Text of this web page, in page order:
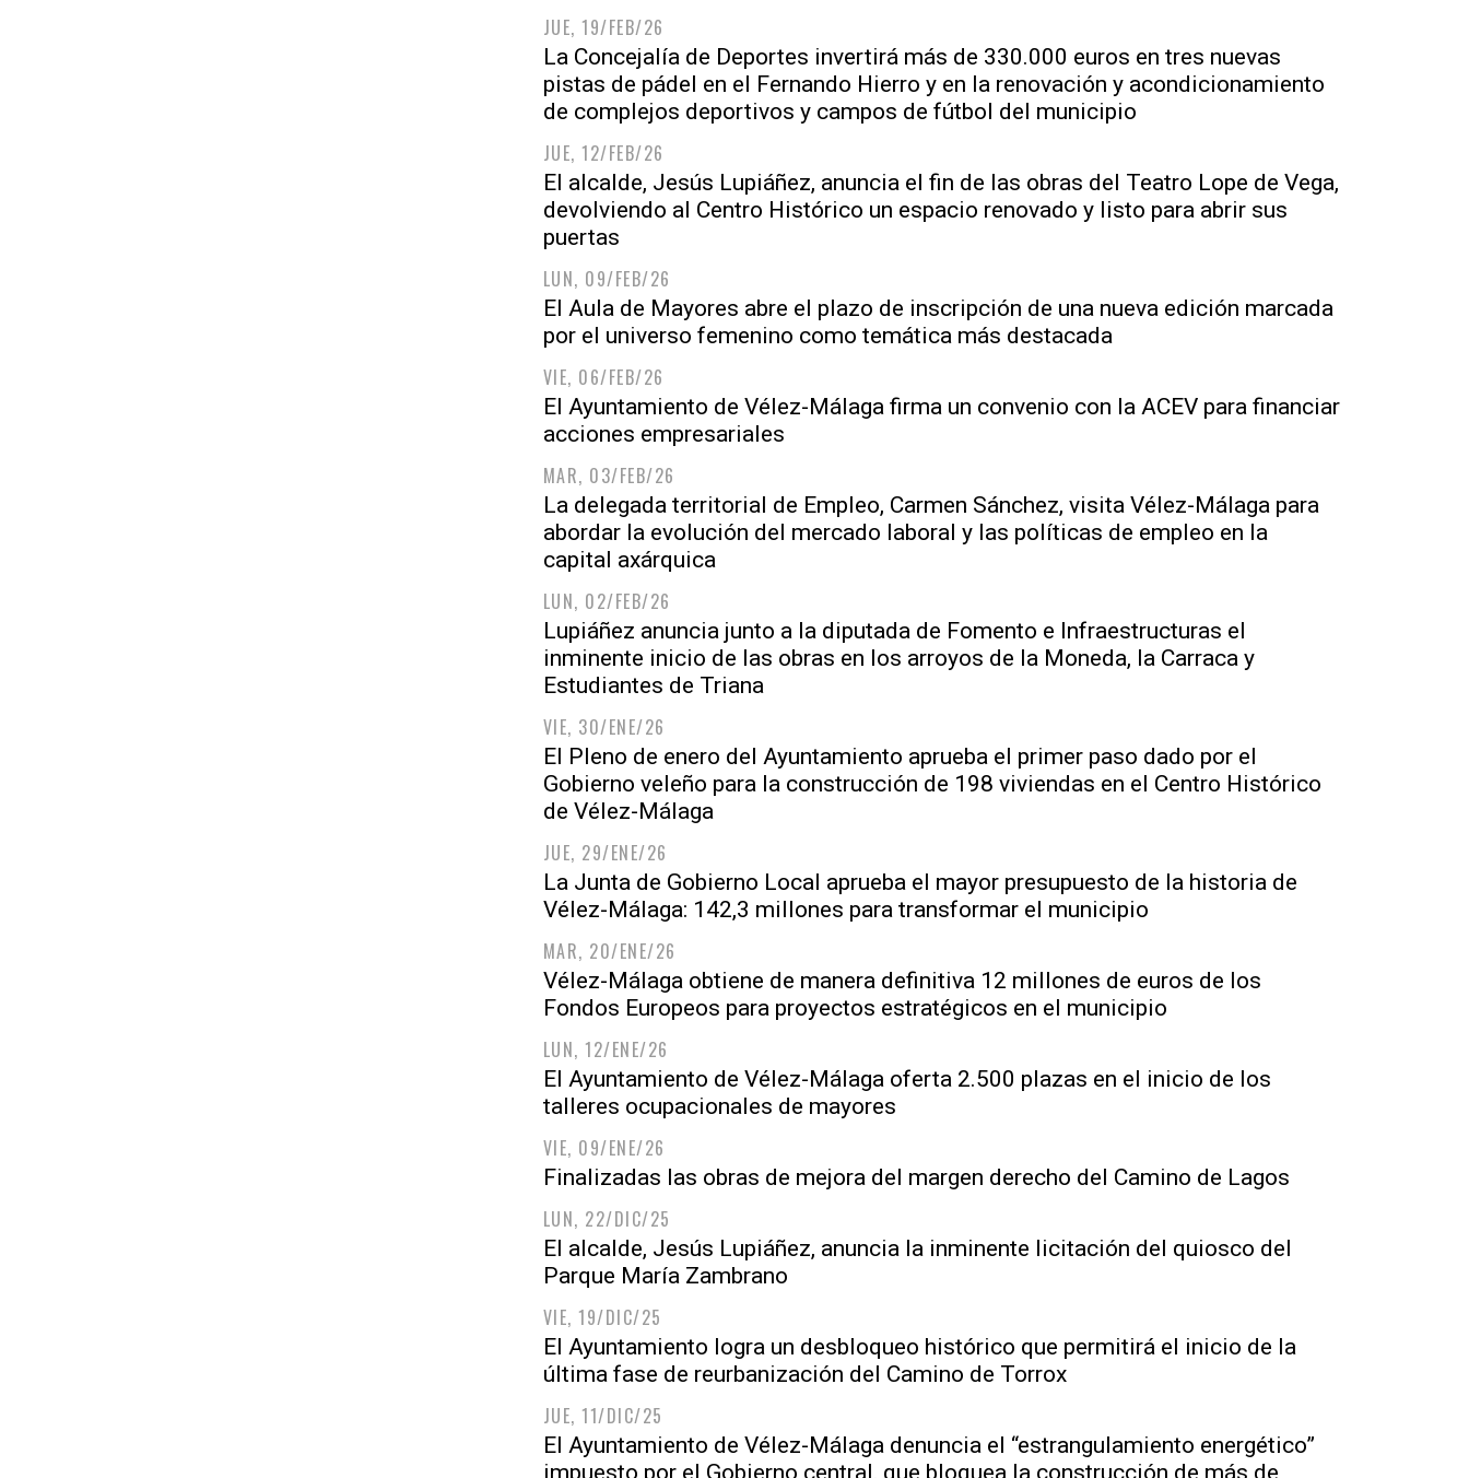
JUE, 19/FEB/26
La Concejalía de Deportes invertirá más de 330.000 euros en tres nuevas
pistas de pádel en el Fernando Hierro y en la renovación y acondicionamiento
de complejos deportivos y campos de fútbol del municipio
JUE, 12/FEB/26
El alcalde, Jesús Lupiáñez, anuncia el fin de las obras del Teatro Lope de Vega,
devolviendo al Centro Histórico un espacio renovado y listo para abrir sus
puertas
LUN, 09/FEB/26
El Aula de Mayores abre el plazo de inscripción de una nueva edición marcada
por el universo femenino como temática más destacada
VIE, 06/FEB/26
El Ayuntamiento de Vélez-Málaga firma un convenio con la ACEV para financiar
acciones empresariales
MAR, 03/FEB/26
La delegada territorial de Empleo, Carmen Sánchez, visita Vélez-Málaga para
abordar la evolución del mercado laboral y las políticas de empleo en la
capital axárquica
LUN, 02/FEB/26
Lupiáñez anuncia junto a la diputada de Fomento e Infraestructuras el
inminente inicio de las obras en los arroyos de la Moneda, la Carraca y
Estudiantes de Triana
VIE, 30/ENE/26
El Pleno de enero del Ayuntamiento aprueba el primer paso dado por el
Gobierno veleño para la construcción de 198 viviendas en el Centro Histórico
de Vélez-Málaga
JUE, 29/ENE/26
La Junta de Gobierno Local aprueba el mayor presupuesto de la historia de
Vélez-Málaga: 142,3 millones para transformar el municipio
MAR, 20/ENE/26
Vélez-Málaga obtiene de manera definitiva 12 millones de euros de los
Fondos Europeos para proyectos estratégicos en el municipio
LUN, 12/ENE/26
El Ayuntamiento de Vélez-Málaga oferta 2.500 plazas en el inicio de los
talleres ocupacionales de mayores
VIE, 09/ENE/26
Finalizadas las obras de mejora del margen derecho del Camino de Lagos
LUN, 22/DIC/25
El alcalde, Jesús Lupiáñez, anuncia la inminente licitación del quiosco del
Parque María Zambrano
VIE, 19/DIC/25
El Ayuntamiento logra un desbloqueo histórico que permitirá el inicio de la
última fase de reurbanización del Camino de Torrox
JUE, 11/DIC/25
El Ayuntamiento de Vélez-Málaga denuncia el “estrangulamiento energético”
impuesto por el Gobierno central, que bloquea la construcción de más de